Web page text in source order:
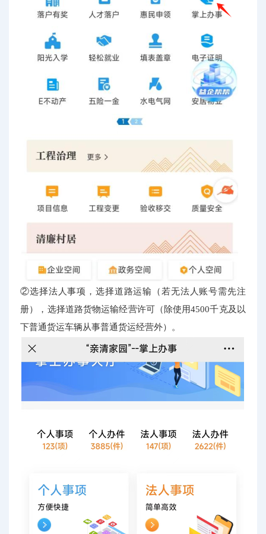
②选择法人事项，选择道路运输（若无法人账号需先注
册），选择道路货物运输经营许可（除使用4500千克及以
下普通货运车辆从事普通货运经营外）。